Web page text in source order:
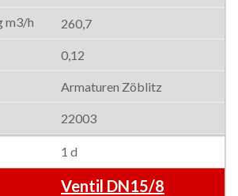
260,7
0,12
Armaturen Zöblitz
22003
1 d
Ventil DN15/8